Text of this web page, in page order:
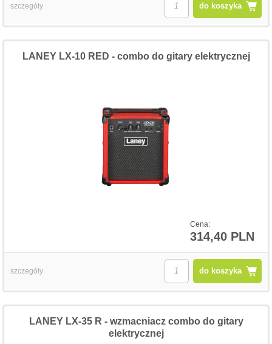
do koszyka
szczegóły
Cena:
314,40 PLN
LANEY LX-10 RED - combo do gitary elektrycznej
do koszyka
szczegóły
LANEY LX-35 R - wzmacniacz combo do gitary
elektrycznej